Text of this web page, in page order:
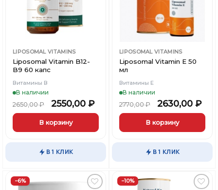
LIPOSOMAL VITAMINS
Liposomal Vitamin B12-
B9 60 капс
Витамины В
В наличии
2650,00₽ 2550,00 ₽
В корзину
В 1 КЛИК
LIPOSOMAL VITAMINS
Liposomal Vitamin E 50
мл
Витамины Е
В наличии
2770,00₽ 2630,00 ₽
В корзину
В 1 КЛИК
−6% −10%
Блог
Блог
Блог